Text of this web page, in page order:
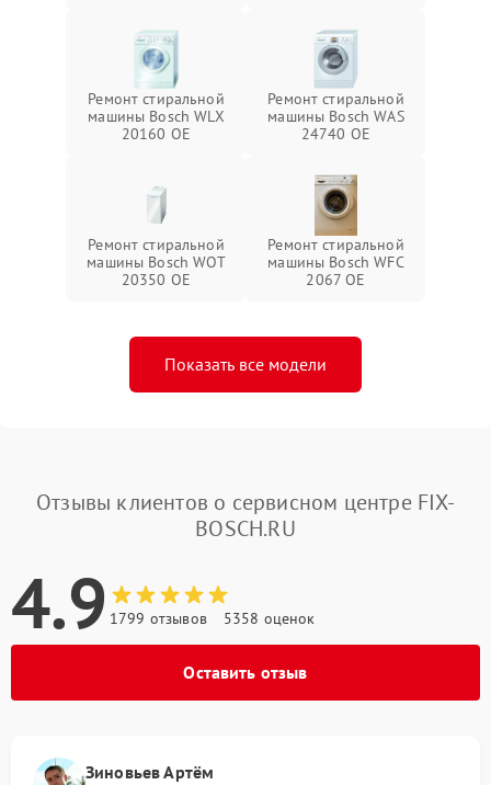
Ремонт стиральной
машины Bosch WLX
20160 OE
Ремонт стиральной
машины Bosch WAS
24740 OE
Ремонт стиральной
машины Bosch WOT
20350 OE
Ремонт стиральной
машины Bosch WFC
2067 OE
Показать все модели
Отзывы клиентов о сервисном центре FIX-
BOSCH.RU
4.9 1799 отзывов 5358 оценок
Оставить отзыв
Зиновьев Артём